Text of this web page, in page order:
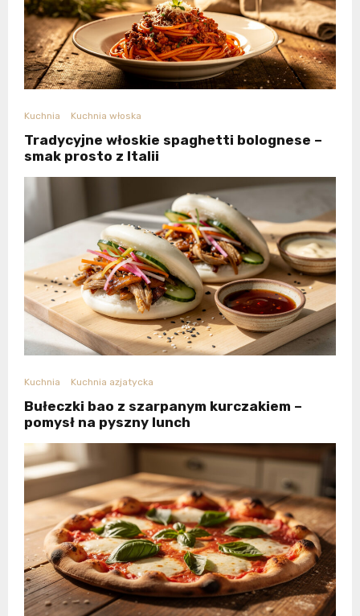
Kuchnia Kuchnia włoska
Tradycyjne włoskie spaghetti bolognese –
smak prosto z Italii
Kuchnia Kuchnia azjatycka
Bułeczki bao z szarpanym kurczakiem –
pomysł na pyszny lunch